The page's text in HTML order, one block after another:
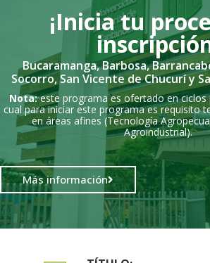
¡Inicia tu
Bucaramanga, Barbosa,
Socorro, San Vicente de Chucurí y
Nota:este programa es ofertado en ciclos
cual para iniciar este programa es requisito
en áreas afines (Tecnología
Agroindustrial).
Más información